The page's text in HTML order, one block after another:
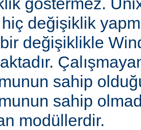
değişiklik
değişiklikle
sahip
sahip
modüllerdir.